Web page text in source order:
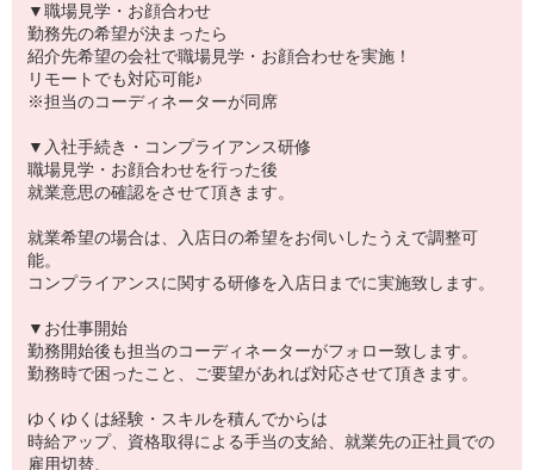
▼職場見学・お顔合わせ
勤務先の希望が決まったら
紹介先希望の会社で職場見学・お顔合わせを実施！
リモートでも対応可能♪
※担当のコーディネーターが同席
▼入社手続き・コンプライアンス研修
職場見学・お顔合わせを行った後
就業意思の確認をさせて頂きます。
就業希望の場合は、入店日の希望をお伺いしたうえで調整可
能。
コンプライアンスに関する研修を入店日までに実施致します。
▼お仕事開始
勤務開始後も担当のコーディネーターがフォロー致します。
勤務時で困ったこと、ご要望があれば対応させて頂きます。
ゆくゆくは経験・スキルを積んでからは
時給アップ、資格取得による手当の支給、就業先の正社員での
雇用切替、